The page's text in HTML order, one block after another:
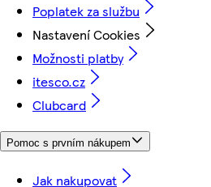
Poplatek za službu
Nastavení Cookies
Možnosti platby
itesco.cz
Clubcard
Pomoc s prvním nákupem
Jak nakupovat